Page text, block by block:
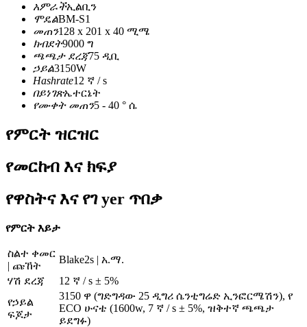
አምራችኢልቢን
ሞዴልBM-S1
መጠን128 x 201 x 40 ሚሜ
ክብደት9000 ግ
ጫጫታ ደረጃ75 ዲቢ
ኃይል3150W
Hashrate12 ኛ / s
በይነገጽኤተርኔት
የሙቀት መጠን5 - 40 ° ሴ
የምርት ዝርዝር
የመርከብ እና ክፍያ
የዋስትና እና የገ yer ጥበቃ
የምርት እይታ
ስልተ ቀመር
| ጩኸት
Blake2s | አ.ማ.
ሃሽ ደረጃ
12 ኛ / s ± 5%
የኃይል
ፍጆታ
3150 ዋ (ግድግዳው 25 ዲግሪ ሴንቲግሬድ ኢንፎርሜሽን), የ
ECO ሁናቴ (1600w, 7 ኛ / s ± 5%, ዝቅተኛ ጫጫታ
ይደግፉ)